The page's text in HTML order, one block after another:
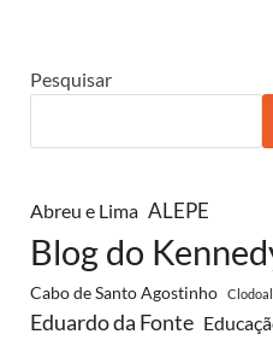
Pesquisar
Abreu e Lima ALEPE
Blog do
Cabo de Santo Agostinho
Eduardo da Fonte